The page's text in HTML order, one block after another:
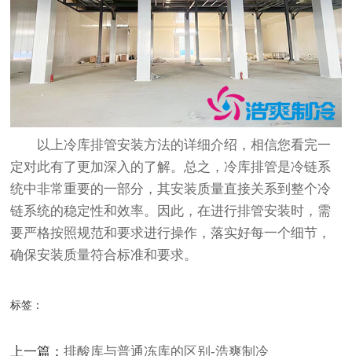
以上冷库排管安装方法的详细介绍，相信您看完一
定对此有了更加深入的了解。总之，冷库排管是冷链系
统中非常重要的一部分，其安装质量直接关系到整个冷
链系统的稳定性和效率。因此，在进行排管安装时，需
要严格按照规范和要求进行操作，落实好每一个细节，
确保安装质量符合标准和要求。
标签：
上一篇：排酸库与普通冻库的区别-浩爽制冷